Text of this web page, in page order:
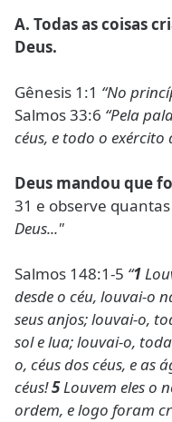
A. Todas as coisas
Deus.
Gênesis 1:1 “No
Salmos 33:6 “Pela
céus, e todo o exército
Deus mandou que
31 e observe
Deus..."
Salmos 148:1-5 “1
desde o céu, louvai-o
seus anjos; louvai-o,
sol e lua; louvai-o,
o, céus dos céus, e as
céus!5Louvem eles o
ordem, e logo foram